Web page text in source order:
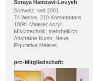
Soraya Hamzavi-Louyeh
Schweiz, seit 2001
74 Werke, 210 Kommentare
100% Malerei; Acryl,
Mischtechnik; mehrheitlich:
Abstrakte Kunst, Neue
Figurative Malerei
pro-Mitgliedschaft: